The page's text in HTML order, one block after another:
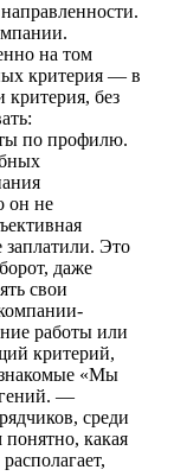
на том
критерия — в
критерия, без
по профилю.
он не
заплатили. Это
даже
свои
работы или
критерий,
«Мы
—
среди
какая